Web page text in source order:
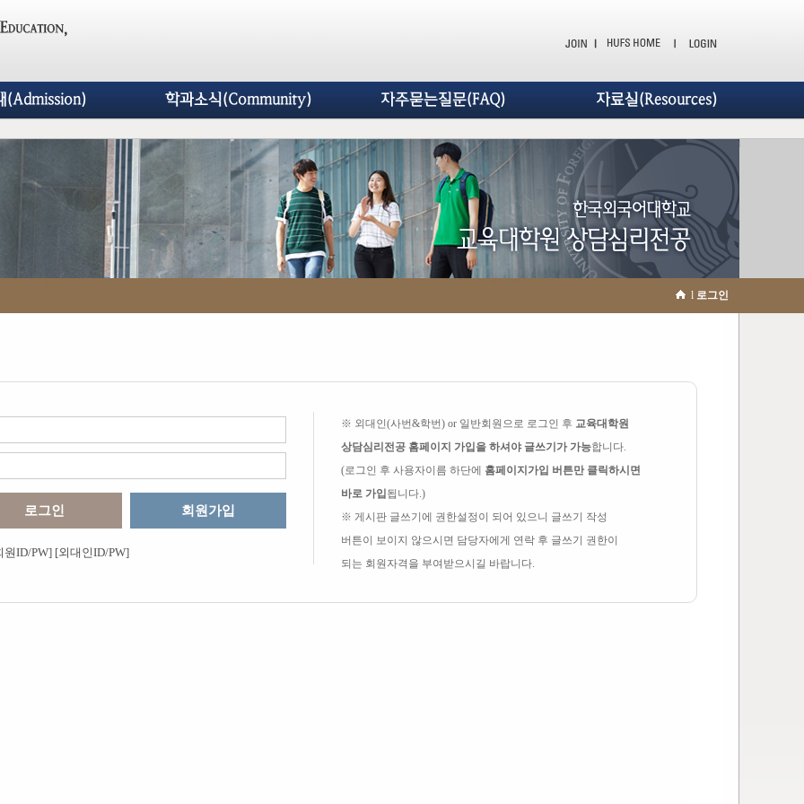
(Admission) 학과소식(Community) 자주묻는질문(FAQ) 자료실(Resources)
l 로그인
원ID/PW] [외대인ID/PW]
회원가입
※ 외대인(사번&학번) or 일반회원으로 로그인 후 교육대학원
상담심리전공 홈페이지 가입을 하셔야 글쓰기가 가능합니다.
(로그인 후 사용자이름 하단에 홈페이지가입 버튼만 클릭하시면
바로 가입 됩니다.)
※ 게시판 글쓰기에 권한설정이 되어 있으니 글쓰기 작성
버튼이 보이지 않으시면 담당자에게 연락 후 글쓰기 권한이
되는 회원자격을 부여받으시길 바랍니다.